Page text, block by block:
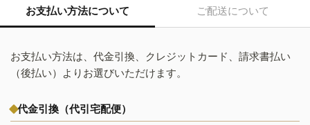
お支払い方法について ご配送について
お支払い方法は、代金引換、クレジットカード、請求書払い
（後払い）よりお選びいただけます。
代金引換（代引宅配便）